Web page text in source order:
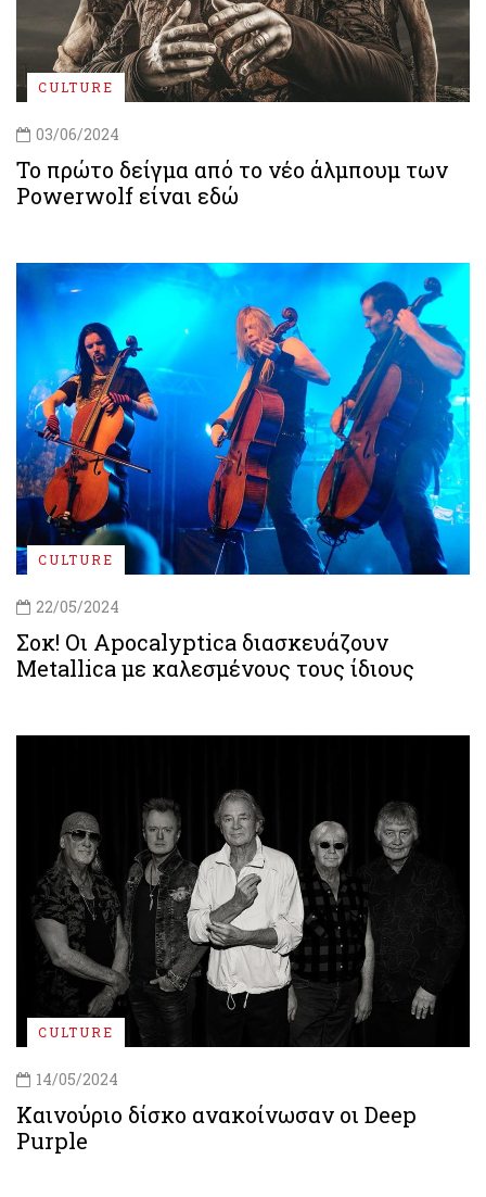
CULTURE
03/06/2024
Το πρώτο δείγμα από το νέο άλμπουμ των
Powerwolf είναι εδώ
CULTURE
22/05/2024
Σοκ! Οι Apocalyptica διασκευάζουν
Metallica με καλεσμένους τους ίδιους
CULTURE
14/05/2024
Καινούριο δίσκο ανακοίνωσαν οι Deep
Purple